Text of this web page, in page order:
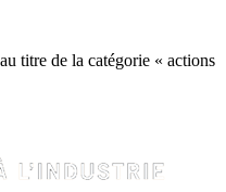
titre de la catégorie « actions